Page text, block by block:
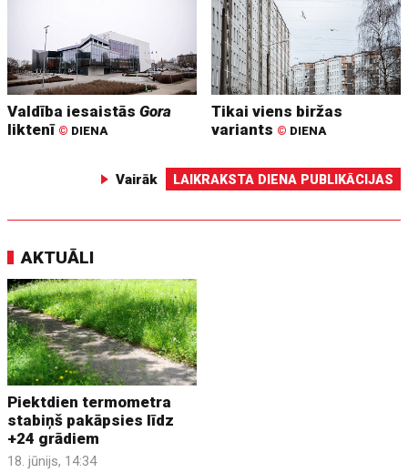
Valdība iesaistāsGora
liktenī © DIENA
Tikai viens biržas
variants © DIENA
Vairāk LAIKRAKSTA DIENA PUBLIKĀCIJAS
AKTUĀLI
Piektdien termometra
stabiņš pakāpsies līdz
+24 grādiem
18. jūnijs, 14:34